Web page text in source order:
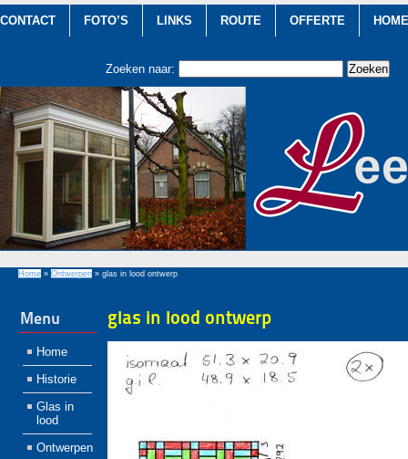
CONTACT FOTO’S LINKS ROUTE OFFERTE HOME
Zoeken naar:
Home » Ontwerpen » glas in lood ontwerp
Menu
Home
Historie
Glas in
lood
Ontwerpen
glas in lood ontwerp